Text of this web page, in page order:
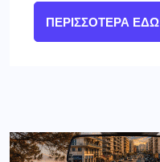
ΠΕΡΙΣΣΌΤΕΡΑ ΕΔΏ